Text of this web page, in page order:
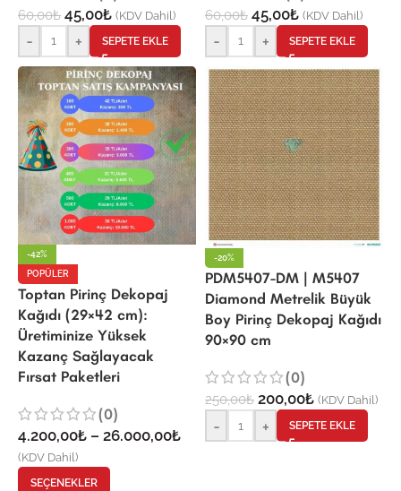
60,00₺ 45,00₺ (KDV Dahil)
- + SEPETE EKLE
60,00₺ 45,00₺ (KDV Dahil)
- + SEPETE EKLE
-42%
POPÜLER
Toptan Pirinç Dekopaj
Kağıdı (29×42 cm):
Üretiminize Yüksek
Kazanç Sağlayacak
Fırsat Paketleri
(0)
4.200,00₺ – 26.000,00₺
(KDV Dahil)
SEÇENEKLER
-20%
PDM5407-DM | M5407
Diamond Metrelik Büyük
Boy Pirinç Dekopaj Kağıdı
90×90 cm
(0)
250,00₺ 200,00₺ (KDV Dahil)
- + SEPETE EKLE